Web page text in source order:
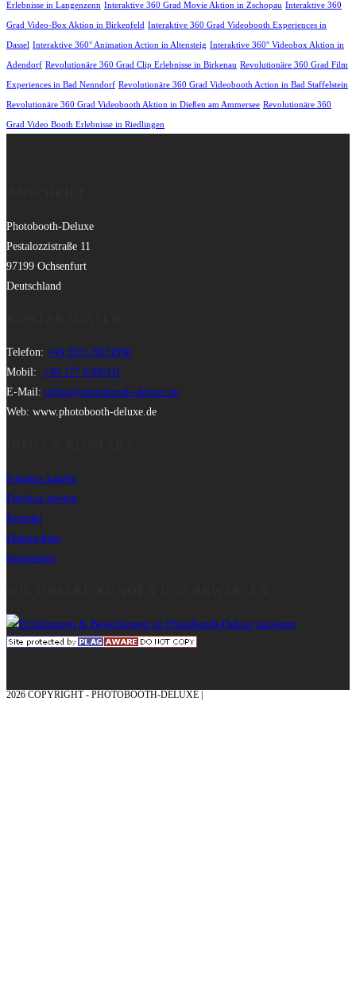
Erlebnisse in Langenzenn Interaktive 360 Grad Movie Aktion in Zschopau Interaktive 360
Grad Video-Box Aktion in Birkenfeld Interaktive 360 Grad Videobooth Experiences in
Dassel Interaktive 360° Animation Action in Altensteig Interaktive 360° Videobox Aktion in
Adendorf Revolutionäre 360 Grad Clip Erlebnisse in Birkenau Revolutionäre 360 Grad Film
Experiences in Bad Nenndorf Revolutionäre 360 Grad Videobooth Action in Bad Staffelstein
Revolutionäre 360 Grad Videobooth Aktion in Dießen am Ammersee Revolutionäre 360
Grad Video Booth Erlebnisse in Riedlingen
Photobooth-Deluxe
Pestalozzistraße 11
97199 Ochsenfurt
Deutschland
Telefon: +49 9331 8021990
Mobil: +49 177 6506111
E-Mail: office@photobooth-deluxe.de
Web: www.photobooth-deluxe.de
Fotobox kaufen
Fotobox mieten
Kontakt
Datenschutz
Impressum
2026 COPYRIGHT - PHOTOBOOTH-DELUXE |